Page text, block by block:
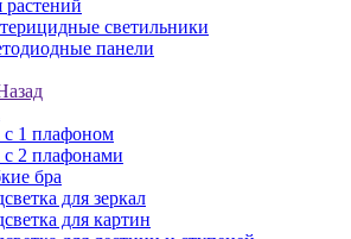
растений
светильники
панели
с 1 плафоном
с 2 плафонами
бра
для зеркал
для картин